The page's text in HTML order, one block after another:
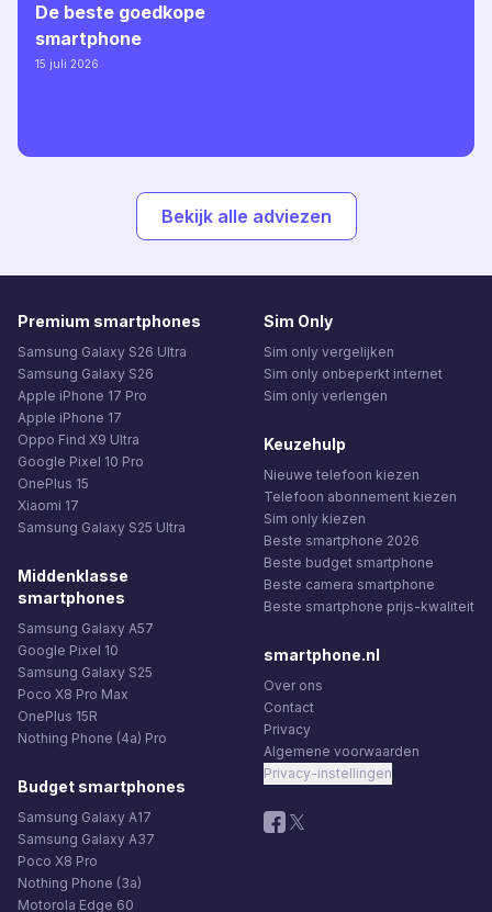
De beste goedkope
smartphone
15 juli 2026
Bekijk alle adviezen
Premium smartphones
Samsung Galaxy S26 Ultra
Samsung Galaxy S26
Apple iPhone 17 Pro
Apple iPhone 17
Oppo Find X9 Ultra
Google Pixel 10 Pro
OnePlus 15
Xiaomi 17
Samsung Galaxy S25 Ultra
Middenklasse
smartphones
Samsung Galaxy A57
Google Pixel 10
Samsung Galaxy S25
Poco X8 Pro Max
OnePlus 15R
Nothing Phone (4a) Pro
Budget smartphones
Samsung Galaxy A17
Samsung Galaxy A37
Poco X8 Pro
Nothing Phone (3a)
Motorola Edge 60
Sim Only
Sim only vergelijken
Sim only onbeperkt internet
Sim only verlengen
Keuzehulp
Nieuwe telefoon kiezen
Telefoon abonnement kiezen
Sim only kiezen
Beste smartphone 2026
Beste budget smartphone
Beste camera smartphone
Beste smartphone prijs-kwaliteit
smartphone.nl
Over ons
Contact
Privacy
Algemene voorwaarden
Privacy-instellingen